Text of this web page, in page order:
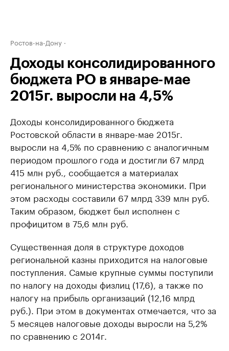
Ростов-на-Дону
Доходы консолидированного
бюджета РО в январе-мае
2015г. выросли на 4,5%
Доходы консолидированного бюджета
Ростовской области в январе-мае 2015г.
выросли на 4,5% по сравнению с аналогичным
периодом прошлого года и достигли 67 млрд
415 млн руб., сообщается а материалах
регионального министерства экономики. При
этом расходы составили 67 млрд 339 млн руб.
Таким образом, бюджет был исполнен с
профицитом в 75,6 млн руб.
Существенная доля в структуре доходов
региональной казны приходится на налоговые
поступления. Самые крупные суммы поступили
по налогу на доходы физлиц (17,6), а также по
налогу на прибыль организаций (12,16 млрд
руб.). При этом в документах отмечается, что за
5 месяцев налоговые доходы выросли на 5,2%
по сравнению с 2014г.